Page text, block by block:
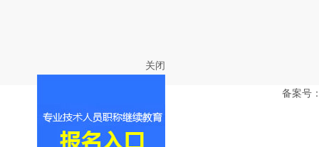
备案号